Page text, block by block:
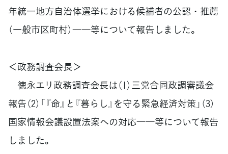
年統一地方自治体選挙における候補者の公認・推薦
（一般市区町村）――等について報告しました。
＜政務調査会長＞
徳永エリ政務調査会長は（1）三党合同政調審議会
報告（2）「『命』と『暮らし』を守る緊急経済対策」（3）
国家情報会議設置法案への対応――等について報告
しました。